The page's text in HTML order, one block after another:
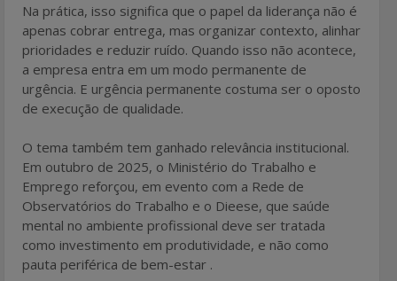
Na prática, isso significa que o papel da liderança não é
apenas cobrar entrega, mas organizar contexto, alinhar
prioridades e reduzir ruído. Quando isso não acontece,
a empresa entra em um modo permanente de
urgência. E urgência permanente costuma ser o oposto
de execução de qualidade.
O tema também tem ganhado relevância institucional.
Em outubro de 2025, o Ministério do Trabalho e
Emprego reforçou, em evento com a Rede de
Observatórios do Trabalho e o Dieese, que saúde
mental no ambiente profissional deve ser tratada
como investimento em produtividade, e não como
pauta periférica de bem-estar .